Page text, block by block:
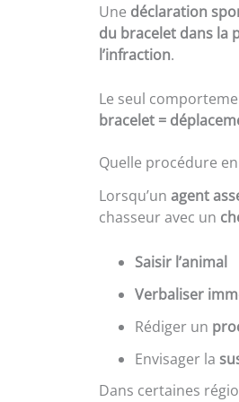
Une déclaration
du bracelet dans la
l’infraction.
Le seul
bracelet =
Quelle procédure
Lorsqu’un agent
chasseur avec un
Saisir l’animal
Verbaliser
Rédiger un
Envisager la
Dans certaines